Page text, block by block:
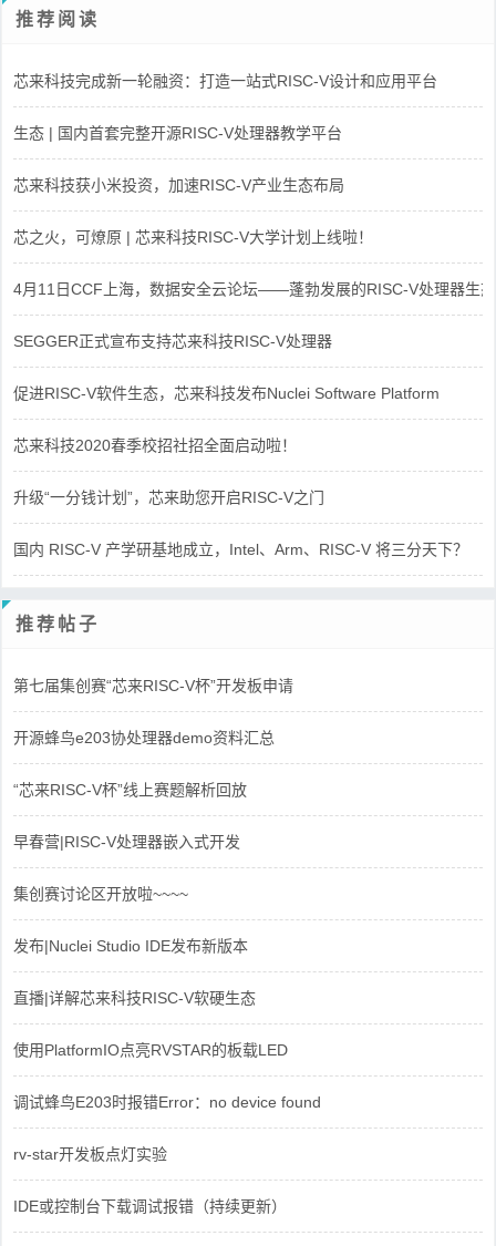
推荐阅读
芯来科技完成新一轮融资：打造一站式RISC-V设计和应用平台
生态 | 国内首套完整开源RISC-V处理器教学平台
芯来科技获小米投资，加速RISC-V产业生态布局
芯之火，可燎原 | 芯来科技RISC-V大学计划上线啦！
4月11日CCF上海，数据安全云论坛——蓬勃发展的RISC-V处理器生态
SEGGER正式宣布支持芯来科技RISC-V处理器
促进RISC-V软件生态，芯来科技发布Nuclei Software Platform
芯来科技2020春季校招社招全面启动啦！
升级“一分钱计划”，芯来助您开启RISC-V之门
国内 RISC-V 产学研基地成立，Intel、Arm、RISC-V 将三分天下？
推荐帖子
第七届集创赛“芯来RISC-V杯”开发板申请
开源蜂鸟e203协处理器demo资料汇总
“芯来RISC-V杯”线上赛题解析回放
早春营|RISC-V处理器嵌入式开发
集创赛讨论区开放啦~~~~
发布|Nuclei Studio IDE发布新版本
直播|详解芯来科技RISC-V软硬生态
使用PlatformIO点亮RVSTAR的板载LED
调试蜂鸟E203时报错Error：no device found
rv-star开发板点灯实验
IDE或控制台下载调试报错（持续更新）